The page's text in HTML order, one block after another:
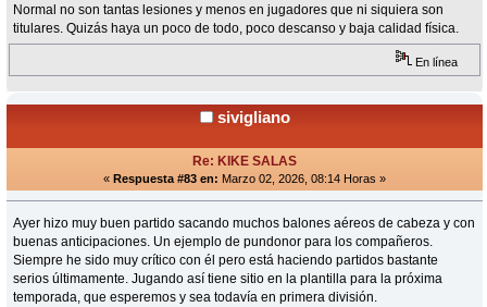
Normal no son tantas lesiones y menos en jugadores que ni siquiera son
titulares. Quizás haya un poco de todo, poco descanso y baja calidad física.
En línea
sivigliano
Re: KIKE SALAS
« Respuesta #83 en: Marzo 02, 2026, 08:14 Horas »
Ayer hizo muy buen partido sacando muchos balones aéreos de cabeza y con
buenas anticipaciones. Un ejemplo de pundonor para los compañeros.
Siempre he sido muy crítico con él pero está haciendo partidos bastante
serios últimamente. Jugando así tiene sitio en la plantilla para la próxima
temporada, que esperemos y sea todavía en primera división.